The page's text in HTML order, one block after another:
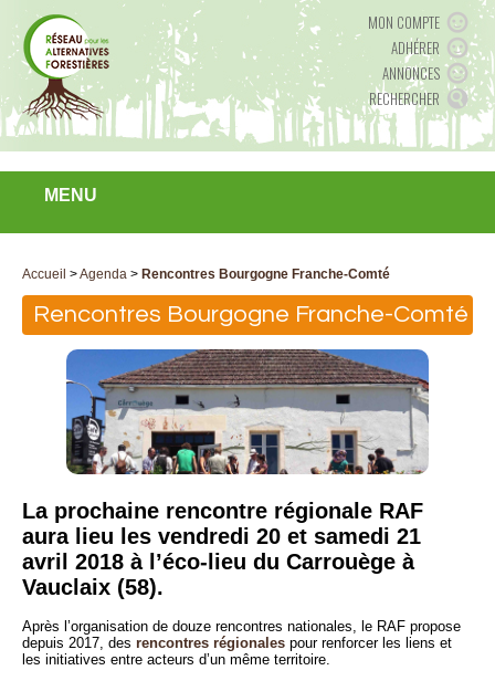
MON COMPTE
ADHÉRER
ANNONCES
RECHERCHER
MENU
Accueil >Agenda > Rencontres Bourgogne Franche-Comté
Rencontres Bourgogne Franche-Comté
La prochaine rencontre régionale RAF
aura lieu les vendredi 20 et samedi 21
avril 2018 à l’éco-lieu du Carrouège à
Vauclaix (58).
Après l’organisation de douze rencontres nationales, le RAF propose
depuis 2017, des rencontres régionales pour renforcer les liens et
les initiatives entre acteurs d’un même territoire.